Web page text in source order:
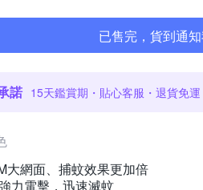
已售完，貨到通
諾 15天鑑賞期・貼心客服・退貨免運
大網面、捕蚊效果更加倍
力電擊，迅速滅蚊